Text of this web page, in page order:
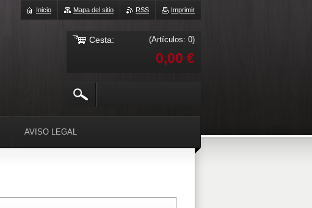
AVISO LEGAL
Imprimir
RSS
Mapa del sitio
Inicio
Cesta: (Artículos: 0)
0,00 €